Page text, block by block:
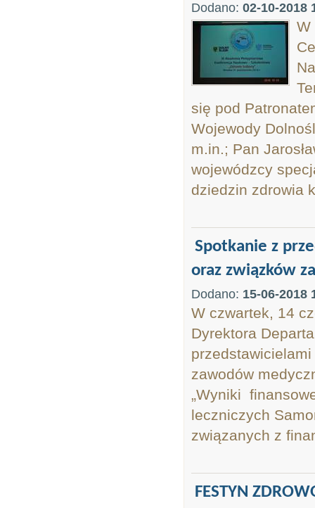
Dodano: 02-10-2018
W
się pod
Wojewody
m.in.; Pan
wojewódzcy
dziedzin zdrowia
Spotkanie z
oraz związków
Dodano: 15-06-2018
W czwartek, 14
Dyrektora
zawodów
„Wyniki
leczniczych
związanych z
FESTYN